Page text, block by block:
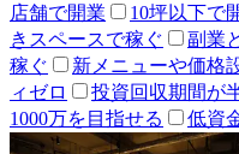
店舗で開業
10坪以下で
きスペースで稼ぐ
副業
稼ぐ
新メニューや価格
ィゼロ
投資回収期間が
1000万を目指せる
低資